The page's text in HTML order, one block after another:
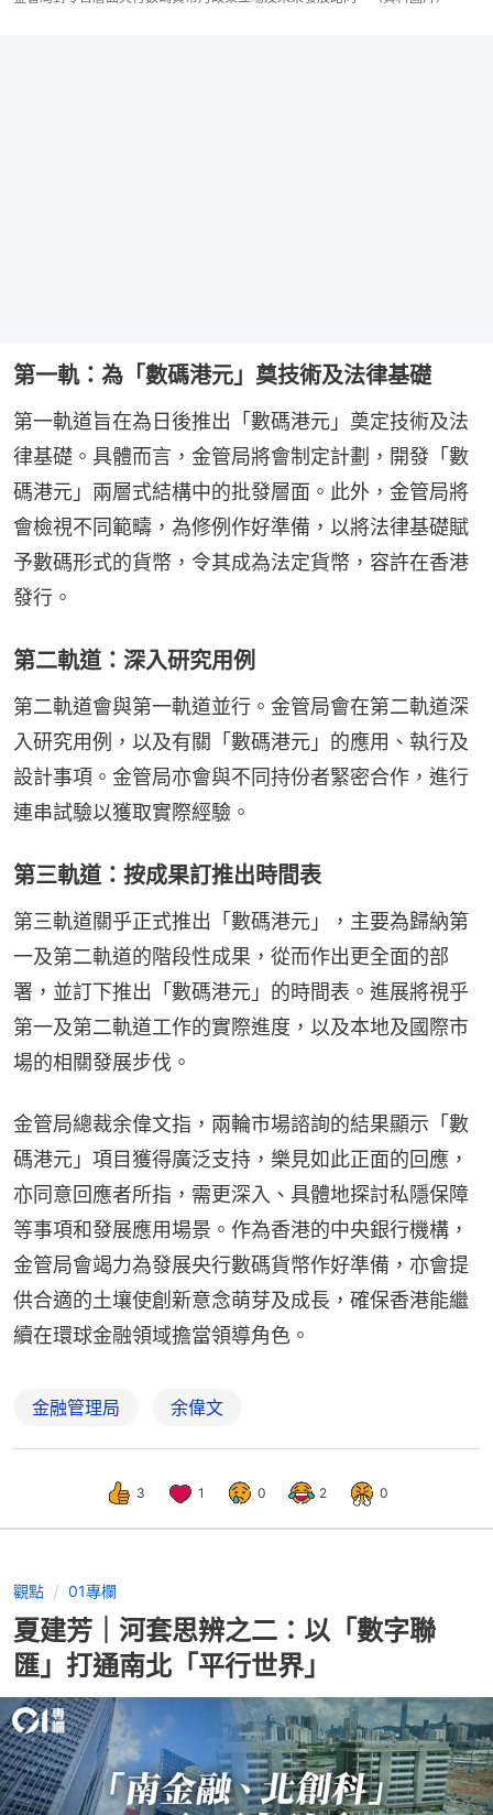
第一軌：為「數碼港元」奠技術及法律基礎
第一軌道旨在為日後推出「數碼港元」奠定技術及法
律基礎。具體而言，金管局將會制定計劃，開發「數
碼港元」兩層式結構中的批發層面。此外，金管局將
會檢視不同範疇，為修例作好準備，以將法律基礎賦
予數碼形式的貨幣，令其成為法定貨幣，容許在香港
發行。
第二軌道：深入研究用例
第二軌道會與第一軌道並行。金管局會在第二軌道深
入研究用例，以及有關「數碼港元」的應用、執行及
設計事項。金管局亦會與不同持份者緊密合作，進行
連串試驗以獲取實際經驗。
第三軌道：按成果訂推出時間表
第三軌道關乎正式推出「數碼港元」，主要為歸納第
一及第二軌道的階段性成果，從而作出更全面的部
署，並訂下推出「數碼港元」的時間表。進展將視乎
第一及第二軌道工作的實際進度，以及本地及國際市
場的相關發展步伐。
金管局總裁余偉文指，兩輪市場諮詢的結果顯示「數
碼港元」項目獲得廣泛支持，樂見如此正面的回應，
亦同意回應者所指，需更深入、具體地探討私隱保障
等事項和發展應用場景。作為香港的中央銀行機構，
金管局會竭力為發展央行數碼貨幣作好準備，亦會提
供合適的土壤使創新意念萌芽及成長，確保香港能繼
續在環球金融領域擔當領導角色。
金融管理局 余偉文
3 1 0 2 0
觀點 01專欄
夏建芳｜河套思辨之二：以「數字聯
匯」打通南北「平行世界」